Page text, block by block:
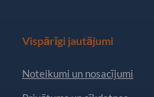
Vispārīgi jautājumi
Noteikumi un nosacījumi